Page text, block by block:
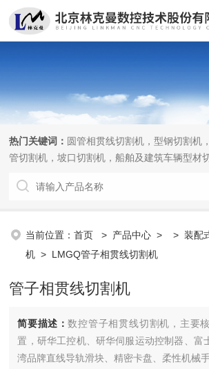
热门关键词： 圆管相贯线切割机，型钢切割机
管切割机，坡口切割机，船舶及建筑车辆型材
当前位置：首页 > 产品中心 > >装配
机 > LMGQ管子相贯线切割机
管子相贯线切割机
简要描述：数控管子相贯线切割机，主要
置，研华工控机、研华伺服运动控制器、富
湾品牌直线导轨滑块、精密卡盘、柔性机械手